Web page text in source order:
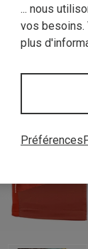
... nous
vos besoins.
plus
Préférences